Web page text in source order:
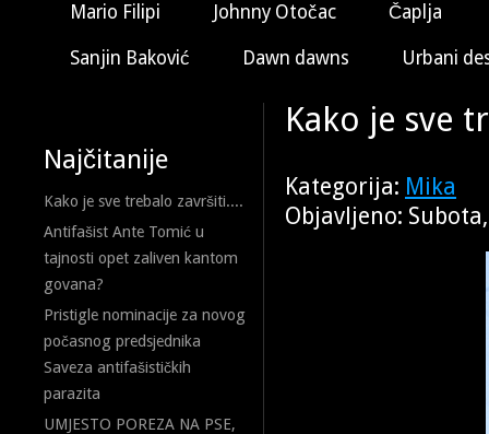
Mario Filipi Johnny Otočac Čaplja
Sanjin Baković Dawn dawns Urbani
Najčitanije
Kako je sve trebalo završiti....
Antifašist Ante Tomić u
tajnosti opet zaliven kantom
govana?
Pristigle nominacije za novog
počasnog predsjednika
Saveza antifašističkih
parazita
UMJESTO POREZA NA PSE,
Kako je sve
Kategorija: Mika
Objavljeno: